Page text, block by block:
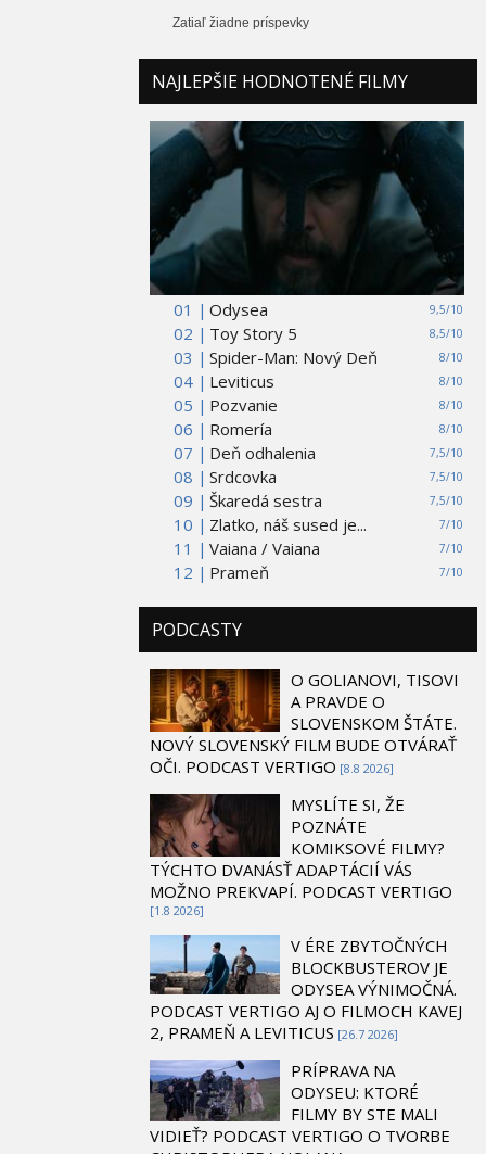
Zatiaľ žiadne príspevky
NAJLEPŠIE HODNOTENÉ FILMY
01 | 9,5/10
Odysea
02 |
8,5/10
Toy Story 5
03 |
8/10
Spider-Man: Nový Deň
04 |
8/10
Leviticus
05 |
8/10
Pozvanie
06 |
8/10
Romería
07 |
7,5/10
Deň odhalenia
08 |
7,5/10
Srdcovka
09 |
7,5/10
Škaredá sestra
10 |
7/10
Zlatko, náš sused je...
11 |
7/10
Vaiana / Vaiana
12 |
7/10
Prameň
PODCASTY
O GOLIANOVI, TISOVI
A PRAVDE O
SLOVENSKOM ŠTÁTE.
NOVÝ SLOVENSKÝ FILM BUDE OTVÁRAŤ
OČI. PODCAST VERTIGO [8.8 2026]
MYSLÍTE SI, ŽE
POZNÁTE
KOMIKSOVÉ FILMY?
TÝCHTO DVANÁSŤ ADAPTÁCIÍ VÁS
MOŽNO PREKVAPÍ. PODCAST VERTIGO
[1.8 2026]
V ÉRE ZBYTOČNÝCH
BLOCKBUSTEROV JE
ODYSEA VÝNIMOČNÁ.
PODCAST VERTIGO AJ O FILMOCH KAVEJ
2, PRAMEŇ A LEVITICUS [26.7 2026]
PRÍPRAVA NA
ODYSEU: KTORÉ
FILMY BY STE MALI
VIDIEŤ? PODCAST VERTIGO O TVORBE